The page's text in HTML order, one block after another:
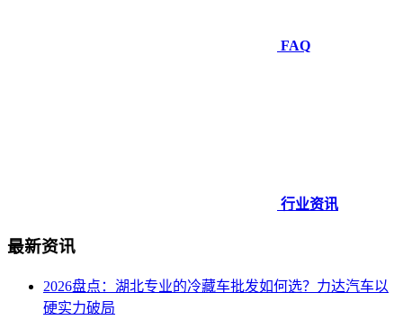
FAQ
行业资讯
最新资讯
2026盘点：湖北专业的冷藏车批发如何选？力达汽车以
硬实力破局